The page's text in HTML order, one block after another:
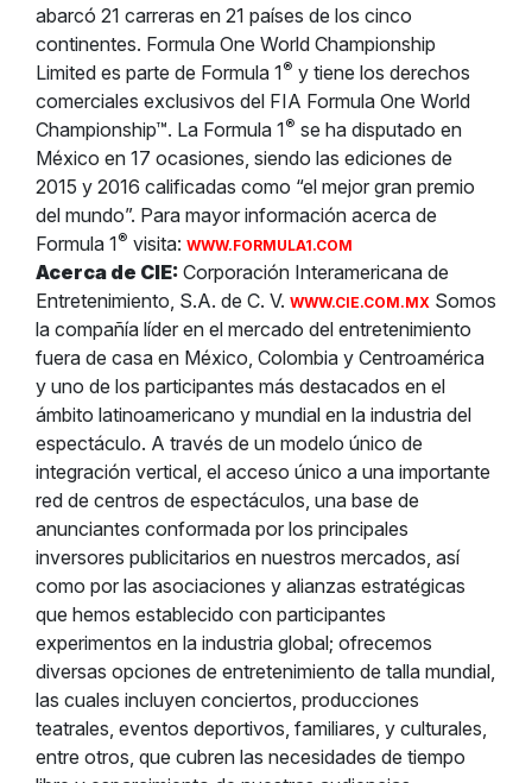
abarcó 21 carreras en 21 países de los cinco
continentes. Formula One World Championship
Limited es parte de Formula 1® y tiene los derechos
comerciales exclusivos del FIA Formula One World
Championship™. La Formula 1® se ha disputado en
México en 17 ocasiones, siendo las ediciones de
2015 y 2016 calificadas como “el mejor gran premio
del mundo”. Para mayor información acerca de
Formula 1® visita: WWW.FORMULA1.COM
Acerca de CIE: Corporación Interamericana de
Entretenimiento, S.A. de C. V. WWW.CIE.COM.MX Somos
la compañía líder en el mercado del entretenimiento
fuera de casa en México, Colombia y Centroamérica
y uno de los participantes más destacados en el
ámbito latinoamericano y mundial en la industria del
espectáculo. A través de un modelo único de
integración vertical, el acceso único a una importante
red de centros de espectáculos, una base de
anunciantes conformada por los principales
inversores publicitarios en nuestros mercados, así
como por las asociaciones y alianzas estratégicas
que hemos establecido con participantes
experimentos en la industria global; ofrecemos
diversas opciones de entretenimiento de talla mundial,
las cuales incluyen conciertos, producciones
teatrales, eventos deportivos, familiares, y culturales,
entre otros, que cubren las necesidades de tiempo